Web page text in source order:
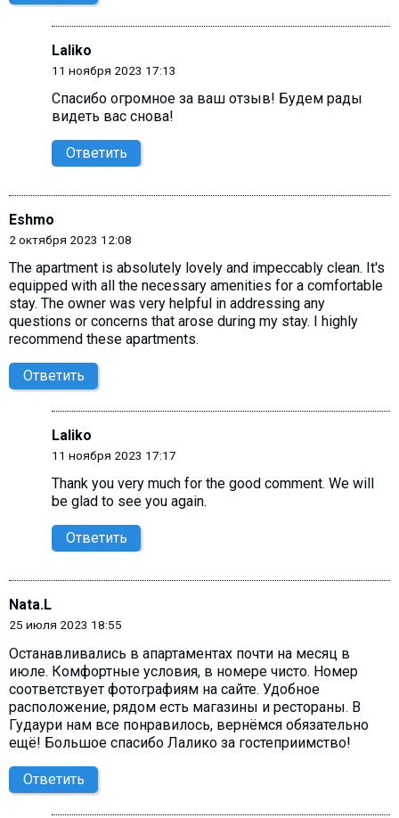
Laliko
11 ноября 2023 17:13
Спасибо огромное за ваш отзыв! Будем рады
видеть вас снова!
Ответить
Eshmo
2 октября 2023 12:08
The apartment is absolutely lovely and impeccably clean. It's
equipped with all the necessary amenities for a comfortable
stay. The owner was very helpful in addressing any
questions or concerns that arose during my stay. I highly
recommend these apartments.
Ответить
Laliko
11 ноября 2023 17:17
Thank you very much for the good comment. We will
be glad to see you again.
Ответить
Nata.L
25 июля 2023 18:55
Останавливались в апартаментах почти на месяц в
июле. Комфортные условия, в номере чисто. Номер
соответствует фотографиям на сайте. Удобное
расположение, рядом есть магазины и рестораны. В
Гудаури нам все понравилось, вернёмся обязательно
ещё! Большое спасибо Лалико за гостеприимство!
Ответить